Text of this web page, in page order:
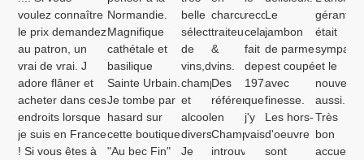
voulez connaître
le prix demandez
au patron, un
vrai de vrai. J
adore flâner et
acheter dans ces
endroits lorsque
je suis en France
! Si vous êtes à
Normandie.
Magnifique
cathétale et
basilique
Sainte Urbain.
Je tombe par
hasard sur
cette boutique
"Au bec Fin"
belle
sélection
de
vins,de
champagne
et
alcools
divers.
Je
charcuterie,
traiteur
&
vins.
Des
références
en
Champagne
introuvable
recommande
cela
fait
depuis
1972
que
j'y
vais.
Le
jambon
de parme
est coupé
avec
finesse.
Les hors-
d'oeuvre
sont
gérant
était
sympa
et le
nouveau
aussi.
Très
bon
accueil.